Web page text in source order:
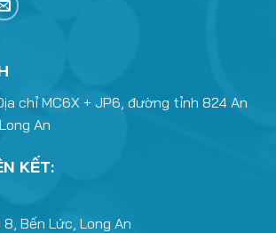
chỉ MC6X + JP6, đường tỉnh 824 An
An
KẾT:
Bến Lức, Long An